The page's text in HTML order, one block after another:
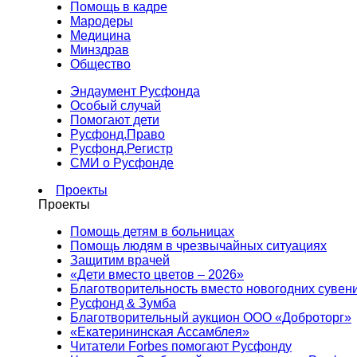
Помощь в кадре
Мародеры
Медицина
Минздрав
Общество
Эндаумент Русфонда
Особый случай
Помогают дети
Русфонд.Право
Русфонд.Регистр
СМИ о Русфонде
Проекты
Проекты
Помощь детям в больницах
Помощь людям в чрезвычайных ситуациях
Защитим врачей
«Дети вместо цветов – 2026»
Благотворительность вместо новогодних
Русфонд & Зумба
Благотворительный аукцион ООО «Доброторг»
«Екатерининская Ассамблея»
Читатели Forbes помогают Русфонду